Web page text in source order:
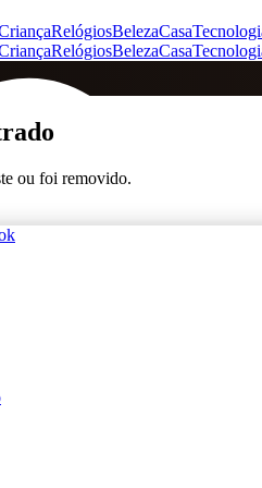
RelógiosBelezaCasa
RelógiosBelezaCasa
ou foi removido.